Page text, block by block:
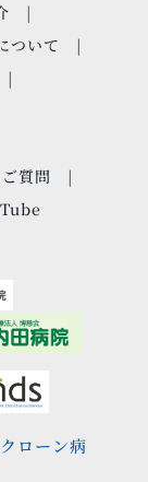
ついて
質問
クローン病